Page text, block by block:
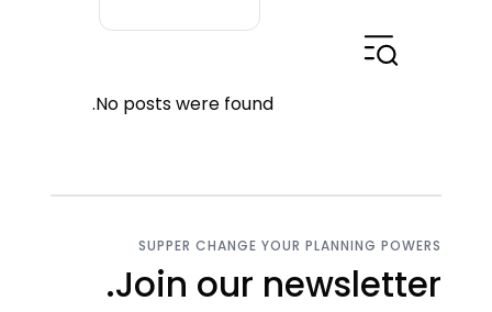
No posts were found.
SUPPER CHANGE YOUR PLANNING POWERS
Join our newsletter.